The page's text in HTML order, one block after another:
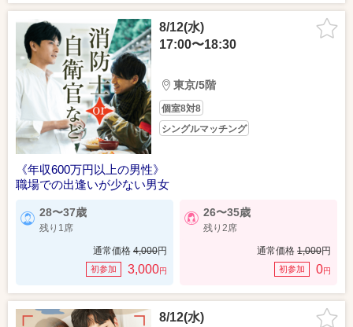
8/12(水)
17:00〜18:30
東京/5階
個室8対8
シングルマッチング
《年収600万円以上の男性》
職場での出逢いが少ない男女
28〜37歳
残り1席
通常価格 4,000円
初参加 3,000円
26〜35歳
残り2席
通常価格 1,000円
初参加 0円
8/12(水)